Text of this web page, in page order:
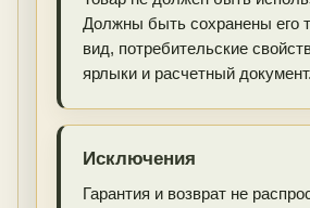
Должны быть сохранены его
вид, потребительские
ярлыки и расчетный документ.
Исключения
Гарантия и возврат не